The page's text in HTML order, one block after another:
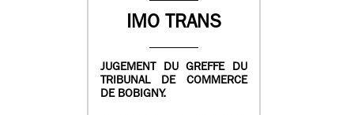
IMO TRANS
JUGEMENT DU GREFFE DU
TRIBUNAL DE COMMERCE
DE BOBIGNY.